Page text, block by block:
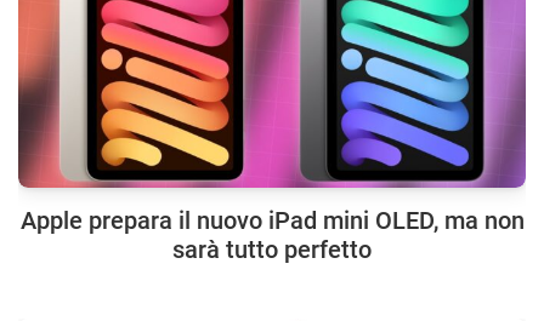
Apple prepara il nuovo iPad mini OLED, ma non
sarà tutto perfetto